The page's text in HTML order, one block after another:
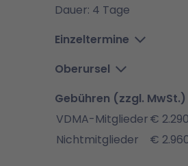
Dauer: 4 Tage
Einzeltermine
Oberursel
Gebühren (zzgl. MwSt.)
VDMA-Mitglieder€ 2.290
Nichtmitglieder
€